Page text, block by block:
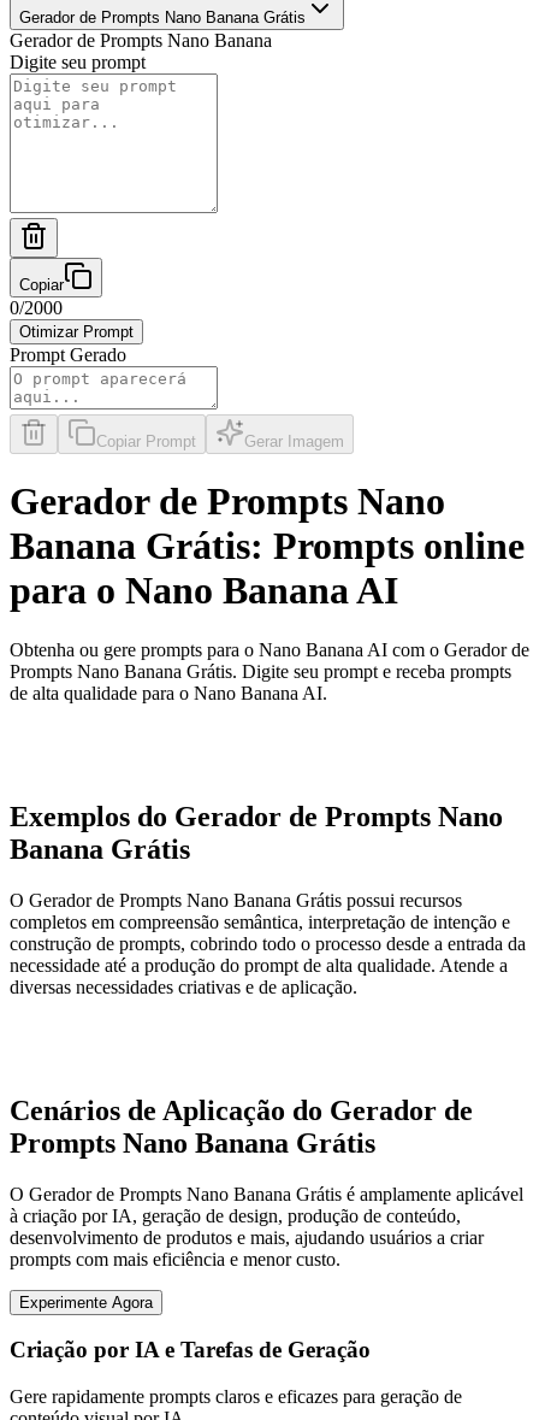
Gerador de Prompts Nano Banana Grátis
Gerador de Prompts Nano Banana
Digite seu prompt
Copiar
0/2000
Otimizar Prompt
Prompt Gerado
Copiar Prompt Gerar Imagem
Gerador de Prompts Nano
Banana Grátis: Prompts online
para o Nano Banana AI
Obtenha ou gere prompts para o Nano Banana AI com o Gerador de
Prompts Nano Banana Grátis. Digite seu prompt e receba prompts
de alta qualidade para o Nano Banana AI.
Exemplos do Gerador de Prompts Nano
Banana Grátis
O Gerador de Prompts Nano Banana Grátis possui recursos
completos em compreensão semântica, interpretação de intenção e
construção de prompts, cobrindo todo o processo desde a entrada da
necessidade até a produção do prompt de alta qualidade. Atende a
diversas necessidades criativas e de aplicação.
Cenários de Aplicação do Gerador de
Prompts Nano Banana Grátis
O Gerador de Prompts Nano Banana Grátis é amplamente aplicável
à criação por IA, geração de design, produção de conteúdo,
desenvolvimento de produtos e mais, ajudando usuários a criar
prompts com mais eficiência e menor custo.
Experimente Agora
Criação por IA e Tarefas de Geração
Gere rapidamente prompts claros e eficazes para geração de